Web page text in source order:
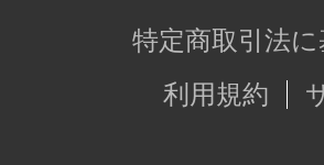
特定商取引法
利用規約